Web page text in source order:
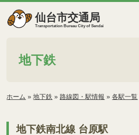
仙台市交通局
Transportation Bureau City of Sendai
地下鉄
ホーム »地下鉄 » 路線図・駅情報 »各駅一覧
地下鉄南北線 台原駅